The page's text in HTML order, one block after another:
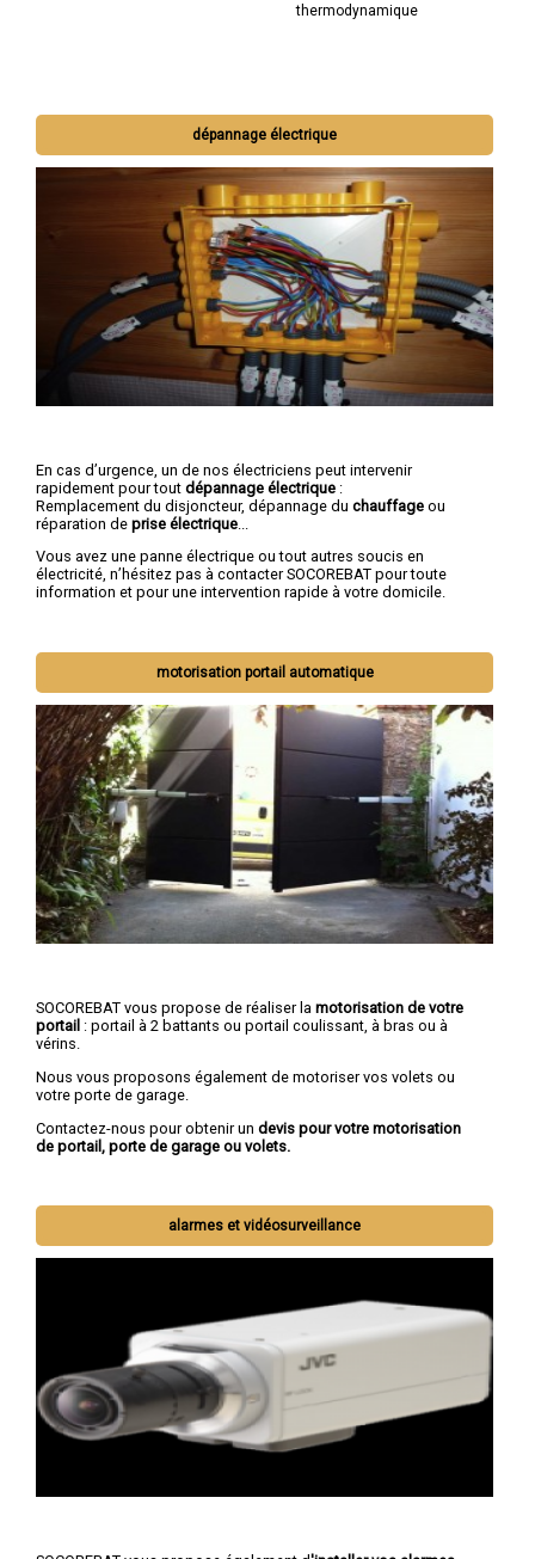
thermodynamique
dépannage électrique
En cas d’urgence, un de nos électriciens peut intervenir
rapidement pour tout dépannage électrique :
Remplacement du disjoncteur, dépannage du chauffage ou
réparation de prise électrique
Vous avez une panne électrique ou tout autres soucis en
électricité, n’hésitez pas à contacter SOCOREBAT pour toute
information et pour une intervention rapide à votre domicile.
motorisation portail automatique
SOCOREBAT vous propose de réaliser la motorisation de votre
portail : portail à 2 battants ou portail coulissant, à bras ou à
vérins.
Nous vous proposons également de motoriser vos volets ou
votre porte de garage.
Contactez-nous pour obtenir un devis pour votre motorisation
de portail, porte de garage ou volets.
alarmes et vidéosurveillance